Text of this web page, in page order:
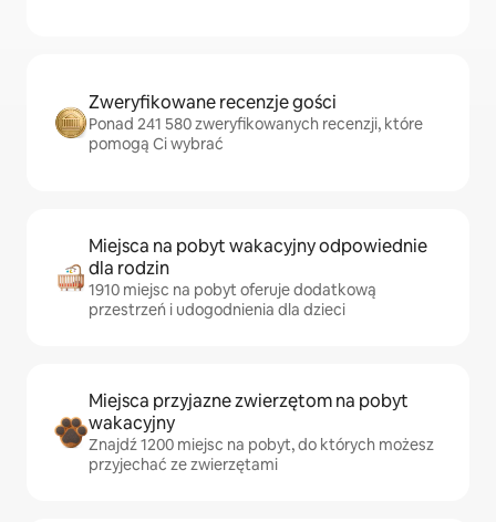
Zweryfikowane recenzje gości
Ponad 241 580 zweryfikowanych recenzji, które
pomogą Ci wybrać
Miejsca na pobyt wakacyjny odpowiednie
dla rodzin
1910 miejsc na pobyt oferuje dodatkową
przestrzeń i udogodnienia dla dzieci
Miejsca przyjazne zwierzętom na pobyt
wakacyjny
Znajdź 1200 miejsc na pobyt, do których możesz
przyjechać ze zwierzętami